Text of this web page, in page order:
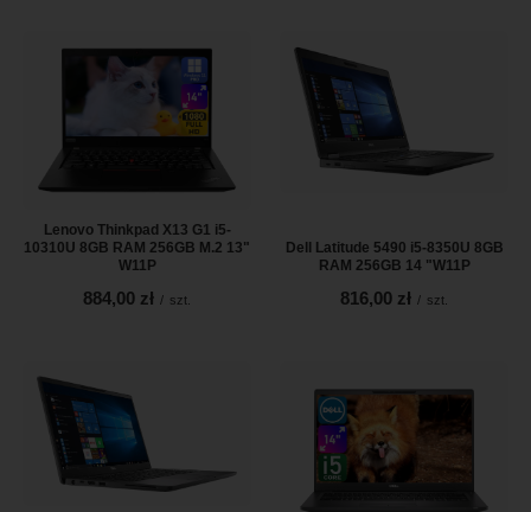
Lenovo Thinkpad X13 G1 i5-
10310U 8GB RAM 256GB M.2 13"
W11P
884,00 zł / szt.
Dell Latitude 5490 i5-8350U 8GB
RAM 256GB 14 "W11P
816,00 zł / szt.